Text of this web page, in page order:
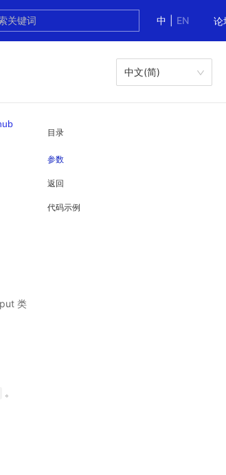
中
EN 论
中文(简)
目录
参数
返回
代码示例
类
。